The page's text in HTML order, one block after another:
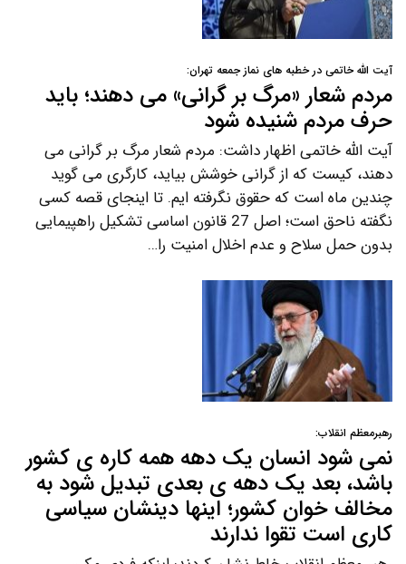
آیت الله خاتمی در خطبه های نماز جمعه تهران:
مردم شعار «مرگ بر گرانی» می دهند؛ باید
حرف مردم شنیده شود
آیت الله خاتمی اظهار داشت: مردم شعار مرگ بر گرانی می
دهند، کیست که از گرانی خوشش بیاید، کارگری می گوید
چندین ماه است که حقوق نگرفته ایم. تا اینجای قصه کسی
نگفته ناحق است؛ اصل 27 قانون اساسی تشکیل راهپیمایی
بدون حمل سلاح و عدم اخلال امنیت را…
رهبرمعظم انقلاب:
نمی شود انسان یک دهه همه کاره ی کشور
باشد، بعد یک دهه ی بعدی تبدیل شود به
مخالف خوان کشور؛ اینها دینشان سیاسی
کاری است تقوا ندارند